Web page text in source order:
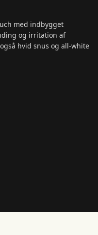
med indbygget
og irritation af
hvid snus og all-white